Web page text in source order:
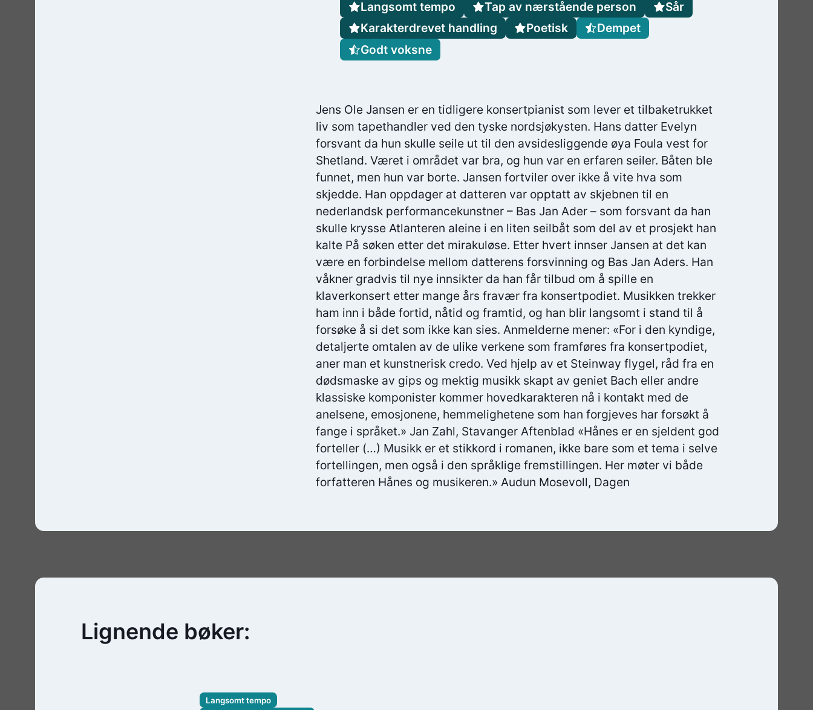
Jens Ole Jansen er en tidligere konsertpianist som lever et tilbaketrukket
liv som tapethandler ved den tyske nordsjøkysten. Hans datter Evelyn
forsvant da hun skulle seile ut til den avsidesliggende øya Foula vest for
Shetland. Været i området var bra, og hun var en erfaren seiler. Båten ble
funnet, men hun var borte. Jansen fortviler over ikke å vite hva som
skjedde. Han oppdager at datteren var opptatt av skjebnen til en
nederlandsk performancekunstner – Bas Jan Ader – som forsvant da han
skulle krysse Atlanteren aleine i en liten seilbåt som del av et prosjekt han
kalte På søken etter det mirakuløse. Etter hvert innser Jansen at det kan
være en forbindelse mellom datterens forsvinning og Bas Jan Aders. Han
våkner gradvis til nye innsikter da han får tilbud om å spille en
klaverkonsert etter mange års fravær fra konsertpodiet. Musikken trekker
ham inn i både fortid, nåtid og framtid, og han blir langsomt i stand til å
forsøke å si det som ikke kan sies. Anmelderne mener: «For i den kyndige,
detaljerte omtalen av de ulike verkene som framføres fra konsertpodiet,
aner man et kunstnerisk credo. Ved hjelp av et Steinway flygel, råd fra en
dødsmaske av gips og mektig musikk skapt av geniet Bach eller andre
klassiske komponister kommer hovedkarakteren nå i kontakt med de
anelsene, emosjonene, hemmelighetene som han forgjeves har forsøkt å
fange i språket.» Jan Zahl, Stavanger Aftenblad «Hånes er en sjeldent god
forteller (…) Musikk er et stikkord i romanen, ikke bare som et tema i selve
fortellingen, men også i den språklige fremstillingen. Her møter vi både
forfatteren Hånes og musikeren.» Audun Mosevoll, Dagen
Langsomt tempo Tap av nærstående person
Sår
Karakterdrevet handling
Poetisk
Dempet
Godt voksne
Lignende bøker:
Langsomt tempo